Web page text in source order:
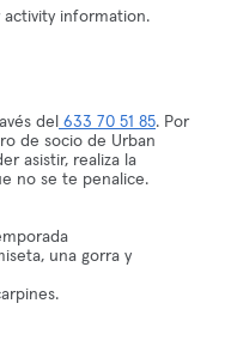
activity information.
del 633 70 51 85. Por
de socio de Urban
asistir, realiza la
no se te penalice.
una gorra y